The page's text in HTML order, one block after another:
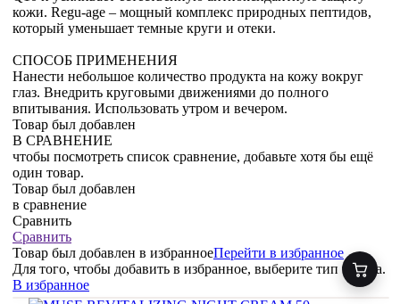
кожи. Regu-age – мощный комплекс природных пептидов,
который уменьшает темные круги и отеки.
СПОСОБ ПРИМЕНЕНИЯ
Нанести небольшое количество продукта на кожу вокруг
глаз. Внедрить круговыми движениями до полного
впитывания. Использовать утром и вечером.
Товар был добавлен
В СРАВНЕНИЕ
чтобы посмотреть список сравнение, добавьте хотя бы ещё
один товар.
Товар был добавлен
в сравнение
Сравнить
Сравнить
Товар был добавлен в избранноеПерейти в избранное
Для того, чтобы добавить в избранное, выберите тип товара.
В избранное